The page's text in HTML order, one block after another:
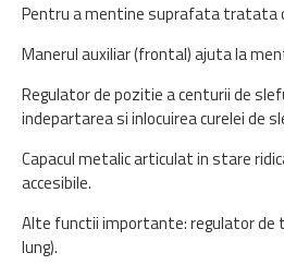
Pentru a mentine suprafata tratata
Manerul auxiliar (frontal) ajuta la
Regulator de pozitie a centurii de
indepartarea si inlocuirea curelei de
Capacul metalic articulat in stare
accesibile.
Alte functii importante: regulator de
lung).